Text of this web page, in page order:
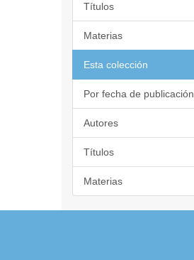
Títulos
Materias
Esta colección
Por fecha de publicación
Autores
Títulos
Materias